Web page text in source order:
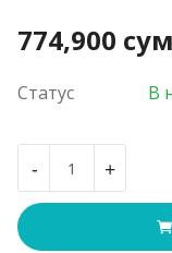
774,900
Статус В
- +